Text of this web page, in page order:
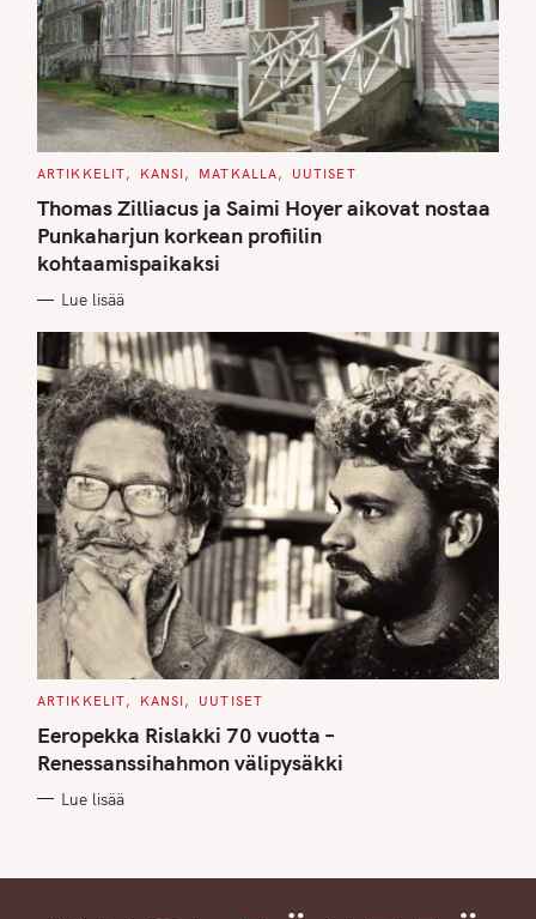
C
T
E
G
O
R
I
S
ARTIKKELIT KANSI MATKALLA UUTISET
Thomas Zilliacus ja Saimi Hoyer aikovat nostaa
Punkaharjun korkean profiilin
kohtaamispaikaksi
Lue lisää
C
T
E
G
O
I
ARTIKKELIT KANSI UUTISET
Eeropekka Rislakki 70 vuotta –
Renessanssihahmon välipysäkki
Lue lisää